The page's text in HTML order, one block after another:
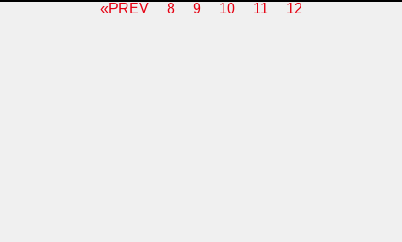
«PREV 8 9 10 11 12